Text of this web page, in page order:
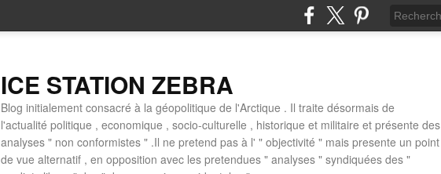
ICE STATION ZEBRA
Blog initialement consacré à la géopolitique de l'Arctique . Il traite désormais de
l'actualité politique , economique , socio-culturelle , historique et militaire et présente des
analyses " non conformistes " .Il ne pretend pas à l' " objectivité " mais presente un point
de vue alternatif , en opposition avec les pretendues " analyses " syndiquées des "